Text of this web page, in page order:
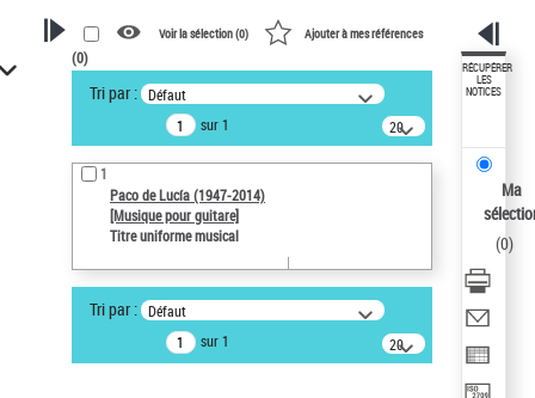
VOTRE RECHERCHE
Recherche avancée dans les
notices d’autorité
Œuvres liées à l'auteur :
Paco de Lucía (1947-2014)
Type de notice d'autorité
Auteur d’œuvre
Paco de Lucía (1947-2014)
Sauvegarder votre recherche
Voir la sélection (0) Ajouter à mes références
(0)
Tri par : Défaut
sur 1
20
résultats/page
1
Paco de Lucía (1947-2014)
[Musique pour guitare]
Titre uniforme musical
Tri par : Défaut
sur 1
20
résultats/page
RÉCUPÉRER
LES
NOTICES
Ma
(0)